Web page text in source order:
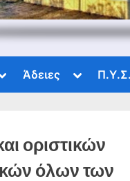
menu
Άδειες
Toggle
menu
οριστικών
όλων των